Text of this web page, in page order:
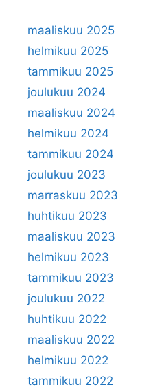
maaliskuu 2025
helmikuu 2025
tammikuu 2025
joulukuu 2024
maaliskuu 2024
helmikuu 2024
tammikuu 2024
joulukuu 2023
marraskuu 2023
huhtikuu 2023
maaliskuu 2023
helmikuu 2023
tammikuu 2023
joulukuu 2022
huhtikuu 2022
maaliskuu 2022
helmikuu 2022
tammikuu 2022